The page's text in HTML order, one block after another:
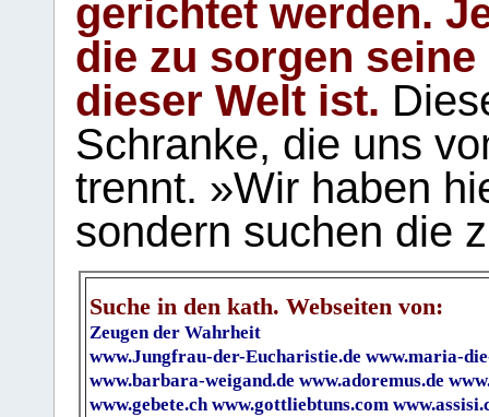
gerichtet werden.
die zu sorgen
dieser Welt ist.
Schranke, die uns
trennt. »Wir haben
sondern suchen die
Suche in den kath. Webseiten von:
Zeugen der Wahrheit
www.Jungfrau-der-Eucharistie.de www.maria-
www.barbara-weigand.de www.adoremus.de
www.gebete.ch www.gottliebtuns.com